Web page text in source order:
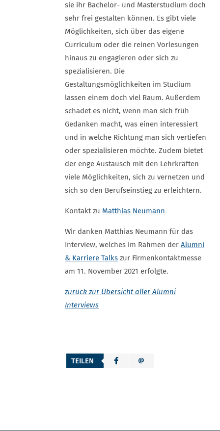
sie ihr Bachelor- und Masterstudium doch
sehr frei gestalten können. Es gibt viele
Möglichkeiten, sich über das eigene
Curriculum oder die reinen Vorlesungen
hinaus zu engagieren oder sich zu
spezialisieren. Die
Gestaltungsmöglichkeiten im Studium
lassen einem doch viel Raum. Außerdem
schadet es nicht, wenn man sich früh
Gedanken macht, was einen interessiert
und in welche Richtung man sich vertiefen
oder spezialisieren möchte. Zudem bietet
der enge Austausch mit den Lehrkräften
viele Möglichkeiten, sich zu vernetzen und
sich so den Berufseinstieg zu erleichtern.
Kontakt zu Matthias Neumann
Wir danken Matthias Neumann für das
Interview, welches im Rahmen der Alumni
& Karriere Talks zur Firmenkontaktmesse
am 11. November 2021 erfolgte.
zurück zur Übersicht aller Alumni
Interviews
TEILEN